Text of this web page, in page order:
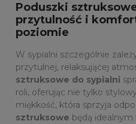
Poduszki
przytulność i
poziomie
W sypialni szczególnie
przytulnej, relaksującej
sztruksowe do sypialni
roli, oferując nie tylko
miękkość, która sprzyja
sztruksowe będą